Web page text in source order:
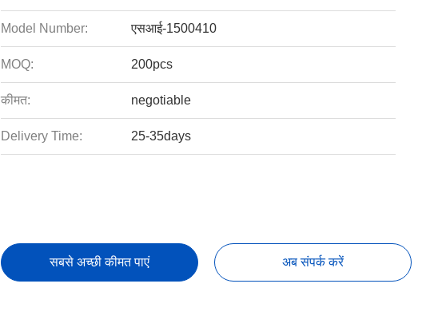
Model Number: एसआई-1500410
MOQ: 200pcs
कीमत: negotiable
Delivery Time: 25-35days
सबसे अच्छी कीमत पाएं अब संपर्क करें